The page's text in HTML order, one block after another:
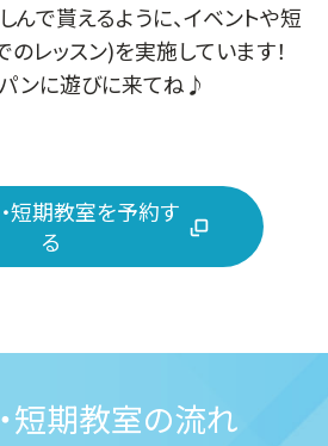
んで貰えるように、イベントや短
レッスン)を実施しています！
ンに遊びに来てね♪
短期教室を予約す
る
短期教室の流れ